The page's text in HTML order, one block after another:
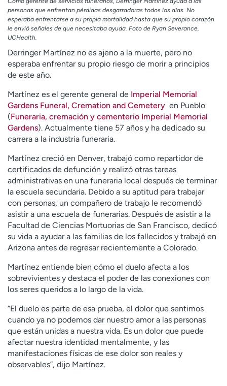
t
r
a
r
personas que enfrentan pérdidas desgarradoras todos los días. No
esperaba enfrentarse a su propia mortalidad hasta que su propio corazón
le envió señales de que necesitaba ayuda. Foto de Ryan Severance,
UCHealth.
Derringer Martínez no es ajeno a la muerte, pero no
esperaba enfrentar su propio riesgo de morir a principios
de este año.
Martínez es el gerente general de Imperial Memorial
Gardens Funeral, Cremation and Cemetery en Pueblo
(Funeraria, cremación y cementerio Imperial Memorial
Gardens). Actualmente tiene 57 años y ha dedicado su
carrera a la industria funeraria.
Martínez creció en Denver, trabajó como repartidor de
certificados de defunción y realizó otras tareas
administrativas en una funeraria local después de terminar
la escuela secundaria. Debido a su aptitud para trabajar
con personas, un compañero de trabajo le recomendó
asistir a una escuela de funerarias. Después de asistir a la
Facultad de Ciencias Mortuorias de San Francisco, dedicó
su vida a ayudar a las familias de los fallecidos y trabajó en
Arizona antes de regresar recientemente a Colorado.
Martínez entiende bien cómo el duelo afecta a los
sobrevivientes y destaca el poder de las conexiones con
los seres queridos a lo largo de la vida.
“El duelo es parte de esa prueba, el dolor que sentimos
cuando ya no podemos dar nuestro amor a las personas
que están unidas a nuestra vida. Es un dolor que puede
afectar nuestra identidad mentalmente, y las
manifestaciones físicas de ese dolor son reales y
observables”, dijo Martínez.